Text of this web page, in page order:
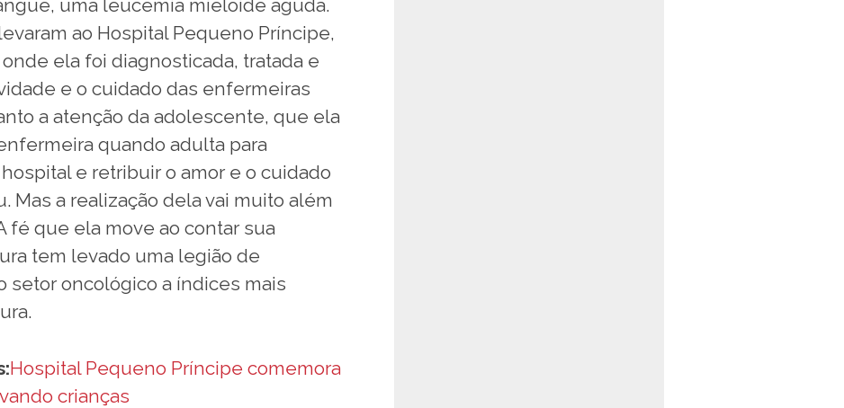
uma leucemia mieloide aguda.
ao Hospital Pequeno Príncipe,
ela foi diagnosticada, tratada e
e o cuidado das enfermeiras
a atenção da adolescente, que ela
quando adulta para
e retribuir o amor e o cuidado
Mas a realização dela vai muito além
fé que ela move ao contar sua
tem levado uma legião de
setor oncológico a índices mais
Hospital Pequeno Príncipe comemora
crianças